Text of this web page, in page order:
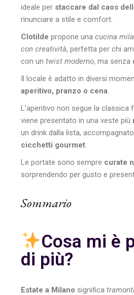
ideale per staccare dal caos
rinunciare a stile e comfort.
Clotilde propone unacucina
con creatività, perfetta per chi
con untwist moderno, ma senza
Il locale è adatto in diversi
aperitivo, pranzo o cena
L’aperitivo non segue la classica
viene presentato in una veste più
un drink dalla lista,
cicchetti gourmet
Le portate sono sempre curate
sorprendendo per gusto e
Sommario
Cosa mi è
di più?
Estate a Milano significa